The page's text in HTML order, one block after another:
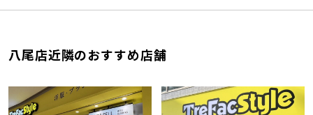
八尾店近隣のおすすめ店舗